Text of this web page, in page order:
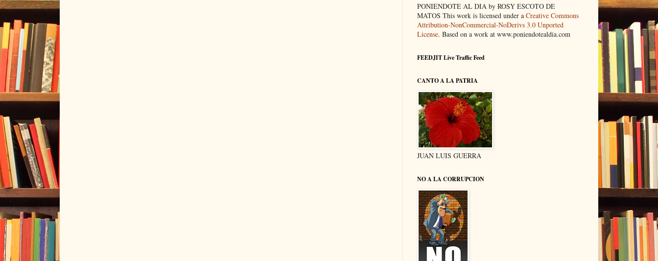
PONIENDOTE AL DIA by ROSY ESCOTO DE
MATOS This work is licensed under a Creative Commons
Attribution-NonCommercial-NoDerivs 3.0 Unported
License. Based on a work at www.poniendotealdia.com
FEEDJIT Live Traffic Feed
CANTO A LA PATRIA
JUAN LUIS GUERRA
NO A LA CORRUPCION